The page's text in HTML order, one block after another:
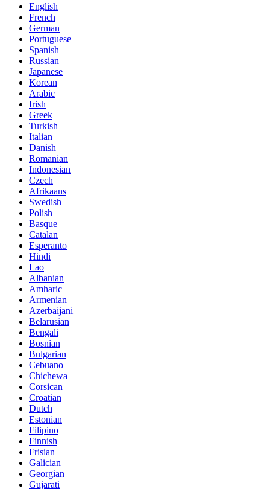
English
French
German
Portuguese
Spanish
Russian
Japanese
Korean
Arabic
Irish
Greek
Turkish
Italian
Danish
Romanian
Indonesian
Czech
Afrikaans
Swedish
Polish
Basque
Catalan
Esperanto
Hindi
Lao
Albanian
Amharic
Armenian
Azerbaijani
Belarusian
Bengali
Bosnian
Bulgarian
Cebuano
Chichewa
Corsican
Croatian
Dutch
Estonian
Filipino
Finnish
Frisian
Galician
Georgian
Gujarati